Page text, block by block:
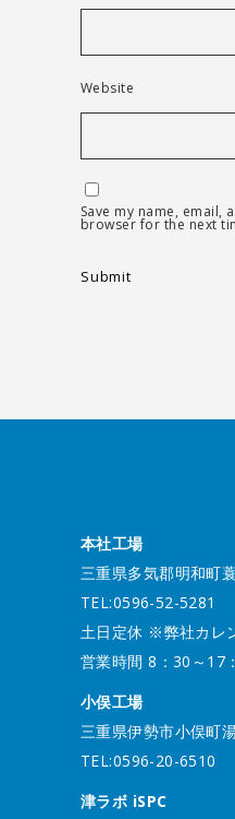
Website
Save my name, email,
browser for the next
本社工場
三重県多気郡明和町
TEL:0596-52-5281
土日定休 ※弊社カレ
営業時間 8：30～17
小俣工場
三重県伊勢市小俣町
TEL:0596-20-6510
津ラボ iSPC